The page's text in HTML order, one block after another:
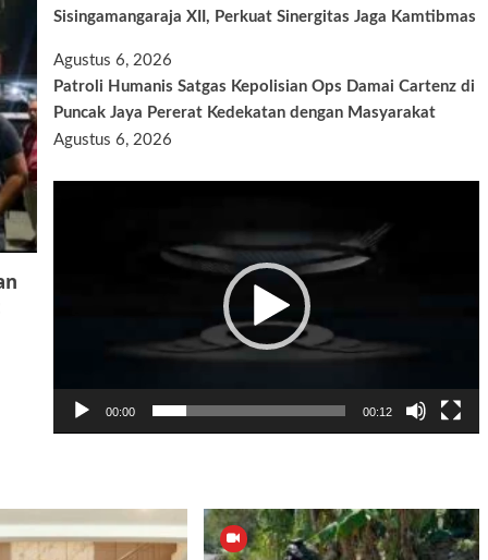
Sisingamangaraja XII, Perkuat Sinergitas Jaga Kamtibmas
Agustus 6, 2026
Patroli Humanis Satgas Kepolisian Ops Damai Cartenz di
Puncak Jaya Pererat Kedekatan dengan Masyarakat
Agustus 6, 2026
00:00 00:12